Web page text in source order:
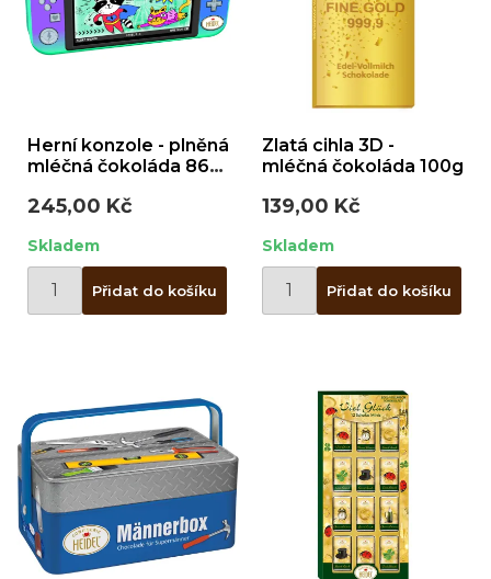
Herní konzole - plněná
mléčná čokoláda 86g
245,00 Kč
Skladem
Přidat do košíku
Zlatá cihla 3D -
mléčná čokoláda 100g
139,00 Kč
Skladem
Přidat do košíku